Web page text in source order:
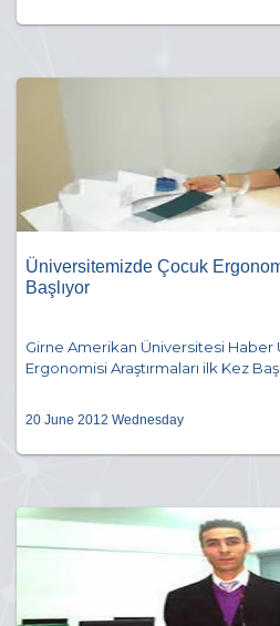
Üniversitemizde Çocuk
Başlıyor
Girne Amerikan Üniversitesi
Ergonomisi Araştırmaları ilk Kez
20 June 2012 Wednesday